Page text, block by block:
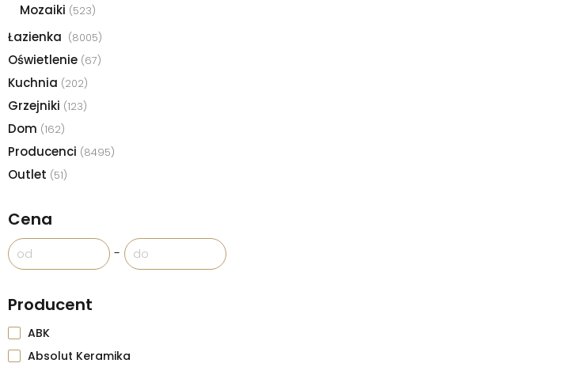
Mozaiki (523)
Łazienka (8005)
Oświetlenie (67)
Kuchnia (202)
Grzejniki (123)
Dom (162)
Producenci (8495)
Outlet (51)
Cena
-
Producent
ABK
Absolut Keramika